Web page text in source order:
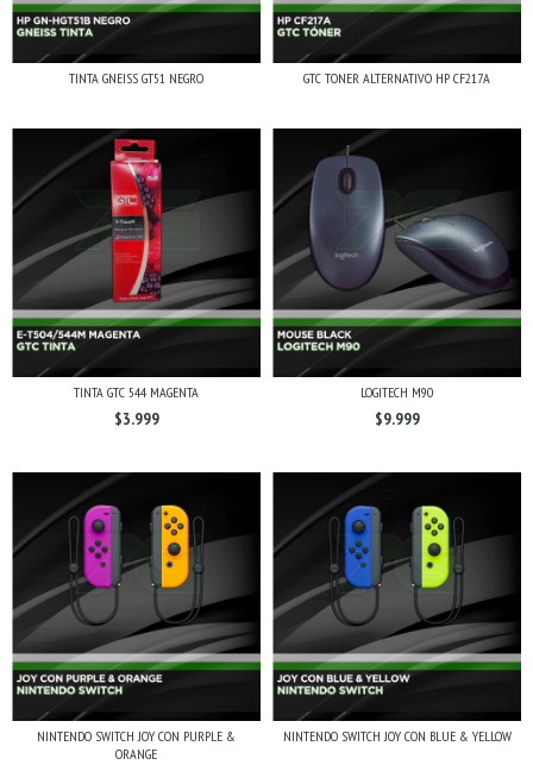
TINTA GNEISS GT51 NEGRO GTC TONER ALTERNATIVO HP CF217A
TINTA GTC 544 MAGENTA
$3.999
LOGITECH M90
$9.999
NINTENDO SWITCH JOY CON PURPLE &
ORANGE
NINTENDO SWITCH JOY CON BLUE & YELLOW